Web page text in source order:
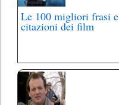
Le 100 migliori frasi e
citazioni dei film